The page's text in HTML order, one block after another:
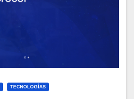
TECNOLOGÍAS